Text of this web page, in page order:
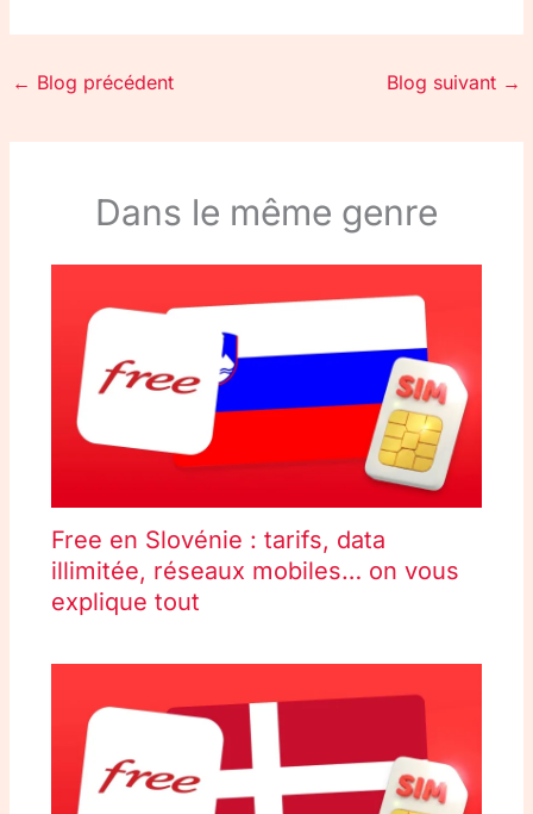
← Blog précédent Blog suivant →
Dans le même genre
Free en Slovénie : tarifs, data
illimitée, réseaux mobiles… on vous
explique tout